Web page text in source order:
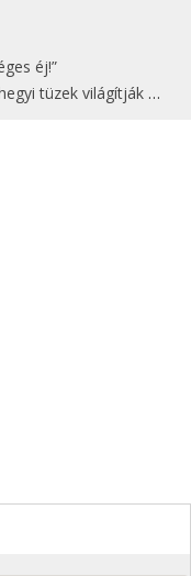
éj!”
világítják meg Zugspitzét